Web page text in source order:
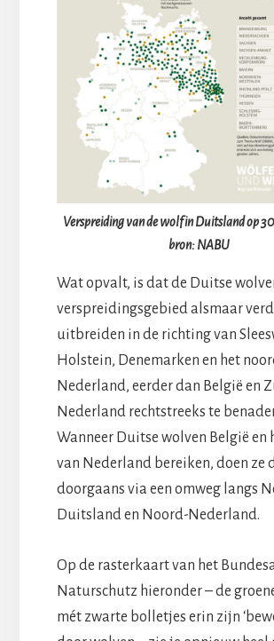
Verspreiding van de wolf in Duitsland op
bron: NABU
Wat opvalt, is dat de Duitse
verspreidingsgebied alsmaar
uitbreiden in de richting van
Holstein, Denemarken en het
Nederland, eerder dan België en
Nederland rechtstreeks te
Wanneer Duitse wolven België en
van Nederland bereiken, doen ze
doorgaans via een omweg langs
Duitsland en Noord-Nederland.
Op de rasterkaart van het
Naturschutz hieronder – de
mét zwarte bolletjes erin zijn